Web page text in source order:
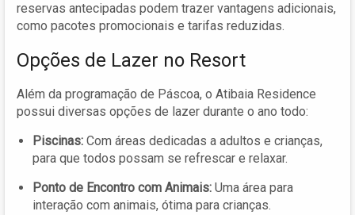
reservas antecipadas podem trazer vantagens adicionais,
como pacotes promocionais e tarifas reduzidas.
Opções de Lazer no Resort
Além da programação de Páscoa, o Atibaia Residence
possui diversas opções de lazer durante o ano todo:
Piscinas: Com áreas dedicadas a adultos e crianças,
para que todos possam se refrescar e relaxar.
Ponto de Encontro com Animais: Uma área para
interação com animais, ótima para crianças.